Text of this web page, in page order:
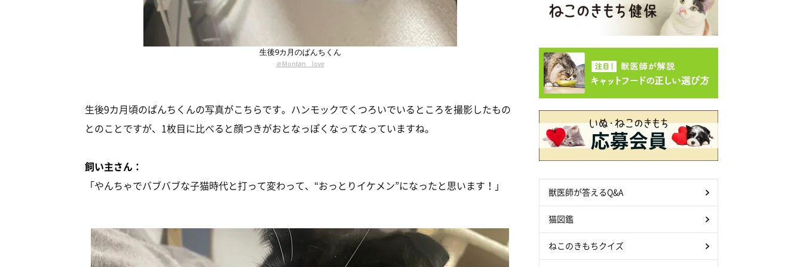
生後9カ月のぱんちくん
＠Montan__love
生後9カ月頃のぱんちくんの写真がこちらです。ハンモックでくつろいでいるところを撮影したもの
とのことですが、1枚目に比べると顔つきがおとなっぽくなってなっていますね。
飼い主さん：
「やんちゃでバブバブな子猫時代と打って変わって、“おっとりイケメン”になったと思います！」
獣医師が答えるQ&A
猫図鑑
ねこのきもちクイズ